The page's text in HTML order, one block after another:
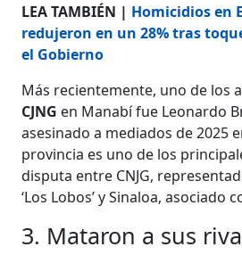
LEA TAMBIÉN | Homicidios en
redujeron en un 28% tras
el Gobierno
Más recientemente, uno de los
CJNG en Manabí fue Leonardo
asesinado a mediados de 2025
provincia es uno de los
disputa entre CNJG,
‘Los Lobos’ y Sinaloa, asociado
3. Mataron a sus